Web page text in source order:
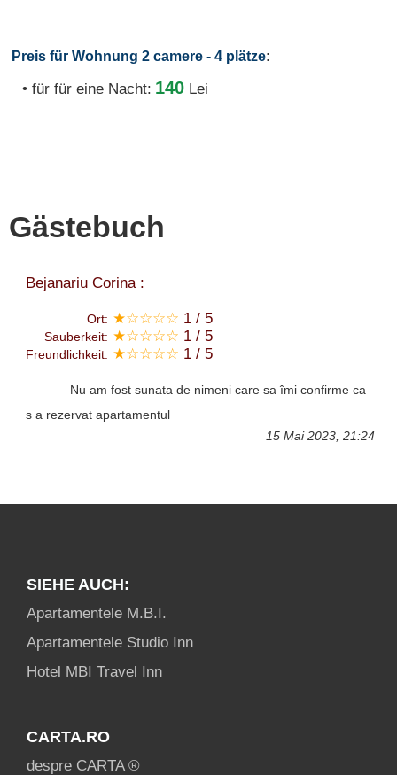
Preis für Wohnung 2 camere - 4 plätze:
• für für eine Nacht: 140 Lei
Gästebuch
Bejanariu Corina :
Ort: ★☆☆☆☆ 1 / 5
Sauberkeit: ★☆☆☆☆ 1 / 5
Freundlichkeit: ★☆☆☆☆ 1 / 5
Nu am fost sunata de nimeni care sa îmi confirme ca
s a rezervat apartamentul
15 Mai 2023, 21:24
SIEHE AUCH:
Apartamentele M.B.I.
Apartamentele Studio Inn
Hotel MBI Travel Inn
CARTA.RO
despre CARTA ®